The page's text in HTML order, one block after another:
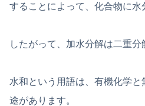
することによって、化合物に水
したがって、加水分解は二重分
水和という用語は、有機化学と
途があります。